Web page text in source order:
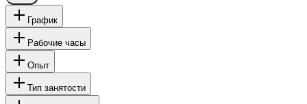
График
Рабочие часы
Опыт
Тип занятости